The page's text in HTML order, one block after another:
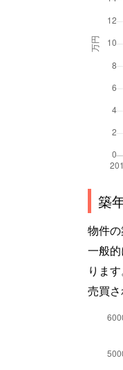
築
物件
一般
りま
売買さ